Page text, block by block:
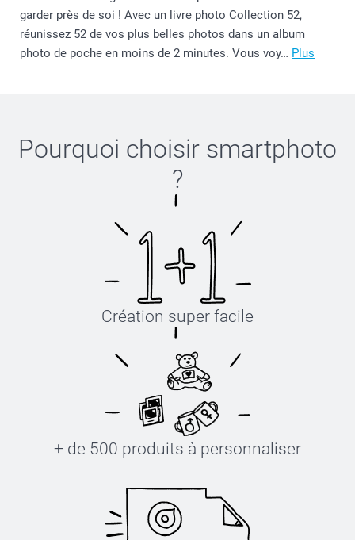
garder près de soi ! Avec un livre photo Collection 52,
réunissez 52 de vos plus belles photos dans un album
photo de poche en moins de 2 minutes. Vous voy… Plus
Pourquoi choisir smartphoto
?
Création super facile
+ de 500 produits à personnaliser